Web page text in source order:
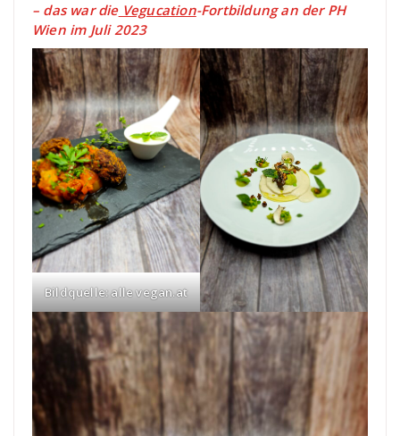
– das war dieVegucation-Fortbildung an der PH
Wien im Juli 2023
Bildquelle: alle vegan.at